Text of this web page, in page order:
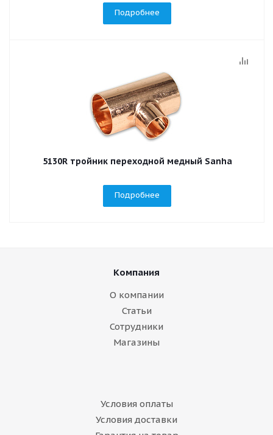
Подробнее
5130R тройник переходной медный Sanha
Подробнее
Компания
О компании
Статьи
Сотрудники
Магазины
Условия оплаты
Условия доставки